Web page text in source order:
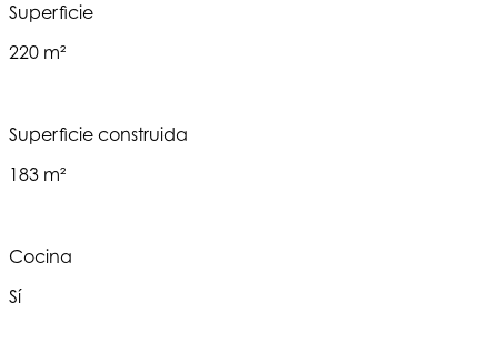
Superficie
220 m²
Superficie construida
183 m²
Cocina
Sí